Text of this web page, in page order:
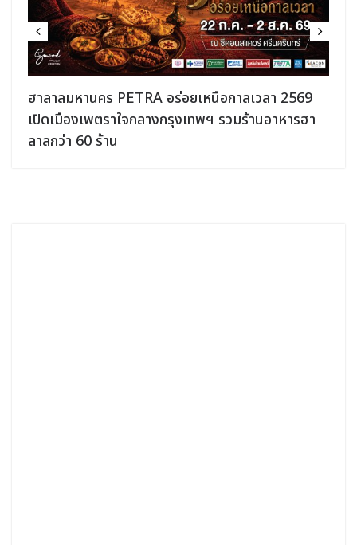
ฮาลาลมหานคร PETRA อร่อยเหนือกาลเวลา 2569
เปิดเมืองเพตราใจกลางกรุงเทพฯ รวมร้านอาหารฮา
ลาลกว่า 60 ร้าน